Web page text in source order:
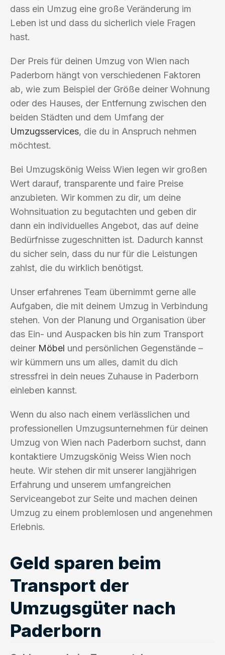
dass ein Umzug eine große Veränderung im
Leben ist und dass du sicherlich viele Fragen
hast.
Der Preis für deinen Umzug von Wien nach
Paderborn hängt von verschiedenen Faktoren
ab, wie zum Beispiel der Größe deiner Wohnung
oder des Hauses, der Entfernung zwischen den
beiden Städten und dem Umfang der
Umzugsservices, die du in Anspruch nehmen
möchtest.
Bei Umzugskönig Weiss Wien legen wir großen
Wert darauf, transparente und faire Preise
anzubieten. Wir kommen zu dir, um deine
Wohnsituation zu begutachten und geben dir
dann ein individuelles Angebot, das auf deine
Bedürfnisse zugeschnitten ist. Dadurch kannst
du sicher sein, dass du nur für die Leistungen
zahlst, die du wirklich benötigst.
Unser erfahrenes Team übernimmt gerne alle
Aufgaben, die mit deinem Umzug in Verbindung
stehen. Von der Planung und Organisation über
das Ein- und Auspacken bis hin zum Transport
deiner Möbel und persönlichen Gegenstände –
wir kümmern uns um alles, damit du dich
stressfrei in dein neues Zuhause in Paderborn
einleben kannst.
Wenn du also nach einem verlässlichen und
professionellen Umzugsunternehmen für deinen
Umzug von Wien nach Paderborn suchst, dann
kontaktiere Umzugskönig Weiss Wien noch
heute. Wir stehen dir mit unserer langjährigen
Erfahrung und unserem umfangreichen
Serviceangebot zur Seite und machen deinen
Umzug zu einem problemlosen und angenehmen
Erlebnis.
Geld sparen beim
Transport der
Umzugsgüter nach
Paderborn